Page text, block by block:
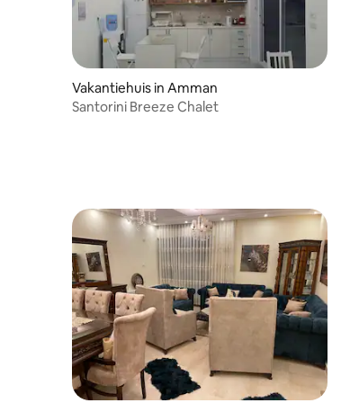
Vakantiehuis in Amman
Santorini Breeze Chalet